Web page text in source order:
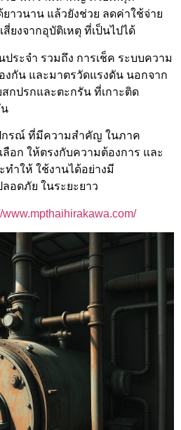
าวนาน แล้วยังช่วย ลดค่าใช้จ่าย
ยงจากอุบัติเหตุ ที่เป็นไปได้
ระจำ รวมถึง การเช็ค ระบบความ
งกัน และมาตรวัดแรงดัน นอกจาก
กปรกและตะกรัน ที่เกาะติด
กรณ์ ที่มีความสำคัญ ในภาค
อก ให้ตรงกับความต้องการ และ
ทำให้ ใช้งานได้อย่างมี
อดภัย ในระยะยาว
www.mpthaihirakawa.com/